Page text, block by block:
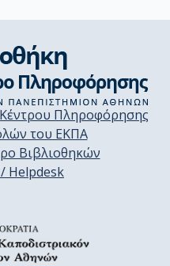
Πληροφόρησης
του ΕΚΠΑ
Βιβλιοθηκών
Helpdesk